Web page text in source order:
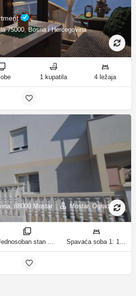
75000, Bosna i Hercegovina
1 kupatila 4 ležaja
88000 Mostar Mostar, Ograda
Jednosoban stan sobe Spavaća soba 1: 1 bračni krevet | Dnevni boravak: 1 kauč na razvlačenje ležaja